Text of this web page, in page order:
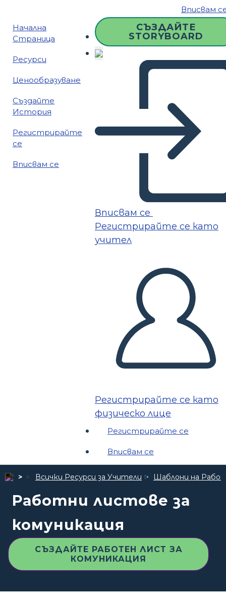
Вписвам
Начална
Страница
Ресурси
Ценообразуване
Създайте
История
Регистрирайте
се
Вписвам се
СЪЗДАЙТЕ
STORYBOARD
Вписвам се
Регистрирайте се като
учител
Регистрирайте се като
физическо лице
Регистрирайте се
Вписвам се
Всички Ресурси за Учители Шаблони на
Работни листове за
комуникация
СЪЗДАЙТЕ РАБОТЕН ЛИСТ ЗА
КОМУНИКАЦИЯ